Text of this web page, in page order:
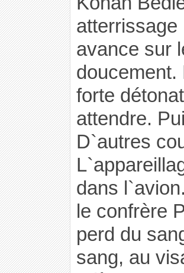
avance sur
doucement.
forte
attendre.
D`autres
dans
le confrère
perd du
sang, au